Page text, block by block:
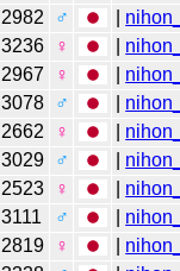
2982 ♂
3236 ♀
2967 ♀
3078 ♂
2662 ♀
3029 ♂
2523 ♀
3111 ♂
2819 ♀